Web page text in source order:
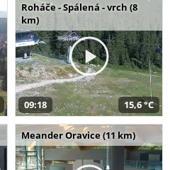
Roháče - Spálená - vrch (8
km)
09:18 15,6 °C
Meander Oravice (11 km)